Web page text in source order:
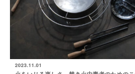
2023.11.01